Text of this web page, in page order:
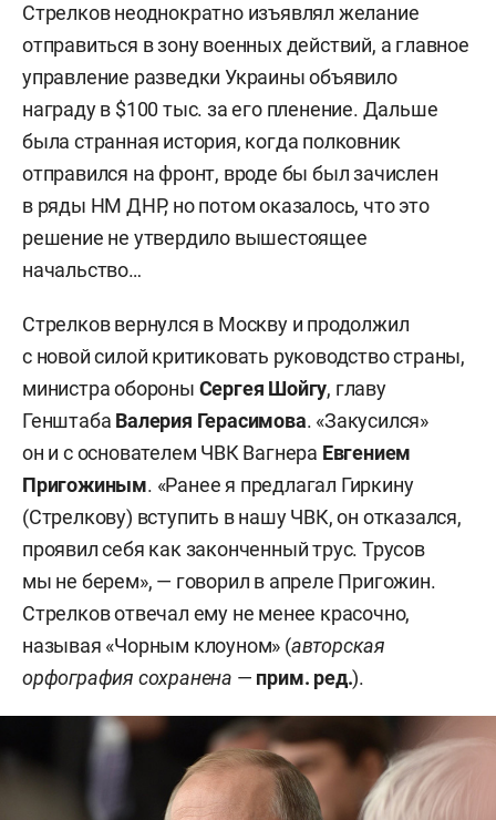
Стрелков неоднократно изъявлял желание
отправиться в зону военных действий, а главное
управление разведки Украины объявило
награду в $100 тыс. за его пленение. Дальше
была странная история, когда полковник
отправился на фронт, вроде бы был зачислен
в ряды НМ ДНР, но потом оказалось, что это
решение не утвердило вышестоящее
начальство…
Стрелков вернулся в Москву и продолжил
с новой силой критиковать руководство страны,
министра обороны Сергея Шойгу, главу
Генштаба Валерия Герасимова. «Закусился»
он и с основателем ЧВК Вагнера Евгением
Пригожиным. «Ранее я предлагал Гиркину
(Стрелкову) вступить в нашу ЧВК, он отказался,
проявил себя как законченный трус. Трусов
мы не берем», — говорил в апреле Пригожин.
Стрелков отвечал ему не менее красочно,
называя «Чорным клоуном» (авторская
орфография сохранена — прим. ред.).